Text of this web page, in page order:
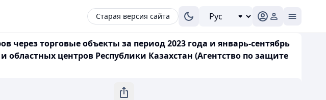
Старая версия сайта
торговые объекты за период 2023 года и январь-сентябрь
областных центров Республики Казахстан (Агентство по защите